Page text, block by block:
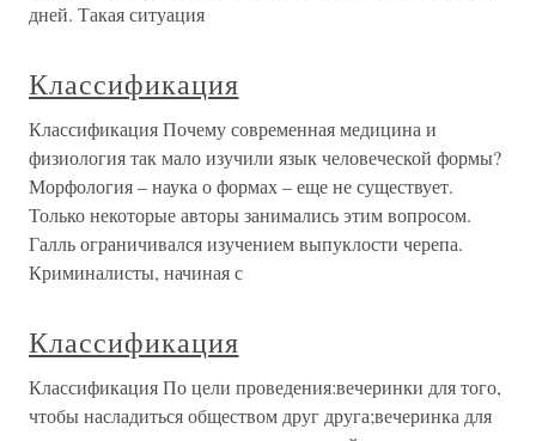
дней. Такая ситуация
Классификация
Классификация Почему современная медицина и
физиология так мало изучили язык человеческой формы?
Морфология – наука о формах – еще не существует.
Только некоторые авторы занимались этим вопросом.
Галль ограничивался изучением выпуклости черепа.
Криминалисты, начиная с
Классификация
Классификация По цели проведения:вечеринки для того,
чтобы насладиться обществом друг друга;вечеринка для